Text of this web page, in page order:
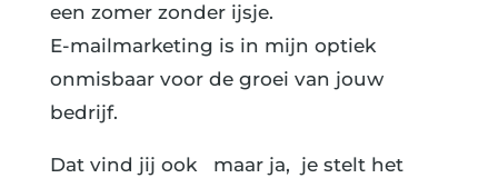
een zomer zonder ijsje.
E-mailmarketing is in mijn optiek
onmisbaar voor de groei van jouw
bedrijf.
Dat vind jij ook maar ja, je stelt het